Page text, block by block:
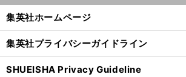
集英社ホームページ
集英社プライバシーガイドライン
SHUEISHA Privacy Guideline